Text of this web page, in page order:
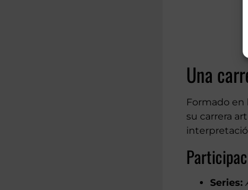
Una
Formado en
su carrera
Series: